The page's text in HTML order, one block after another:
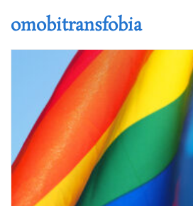
omobitransfobia